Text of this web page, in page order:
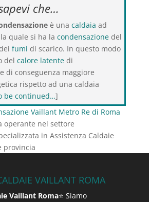
che…
è una caldaia ad
quale si ha la condensazionedel
fumi di scarico. In questo modo
del calore latentedi
di conseguenza maggiore
rispetto ad una caldaia
be continued…]
Vaillant Metro Re di Roma
operante nel settore
in Assistenza Caldaie
provincia
VAILLANT ROMA
Vaillant Roma⭐ Siamo